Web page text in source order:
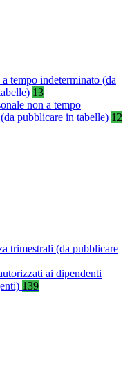
tempo indeterminato (da
13
non a tempo
pubblicare in tabelle) 12
trimestrali (da pubblicare
ai dipendenti
139